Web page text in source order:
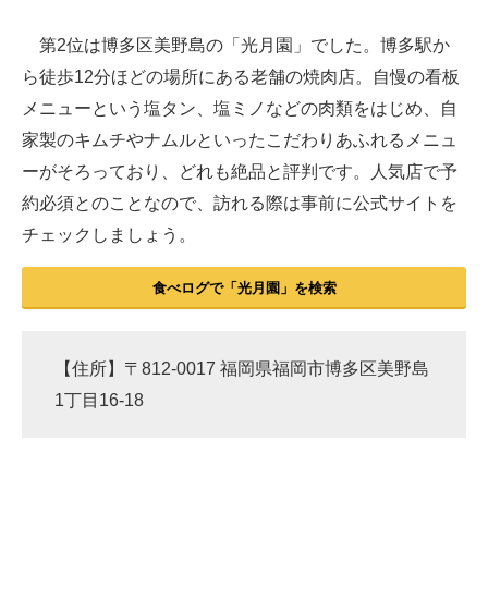
第2位は博多区美野島の「光月園」でした。博多駅か
ら徒歩12分ほどの場所にある老舗の焼肉店。自慢の看板
メニューという塩タン、塩ミノなどの肉類をはじめ、自
家製のキムチやナムルといったこだわりあふれるメニュ
ーがそろっており、どれも絶品と評判です。人気店で予
約必須とのことなので、訪れる際は事前に公式サイトを
チェックしましょう。
食べログで「光月園」を検索
【住所】〒812-0017 福岡県福岡市博多区美野島
1丁目16-18